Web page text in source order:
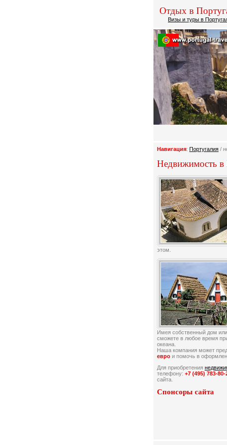
Отдых в
Визы и туры в
Навигация: Португалия /
Недвижимость в
этом.
Имея собственный дом
сможете в любое время
океана.
Наша компания может
евро и помочь в
Для приобретения
телефону: +7 (495) 783-
сайта.
Спонсоры сайта